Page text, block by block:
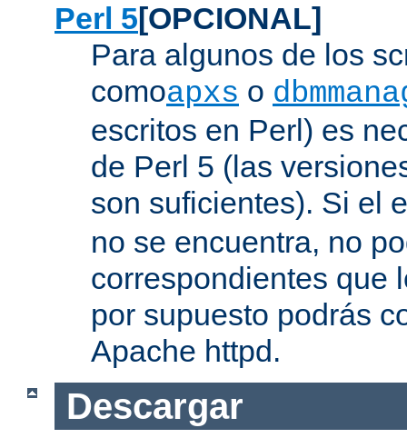
Perl 5[OPCIONAL]
Para algunos de los
comoapxs o
escritos en Perl) es
de Perl 5 (las
son suficientes). Si el
no se encuentra, no
correspondientes que
por supuesto podrás
Apache httpd.
Descargar